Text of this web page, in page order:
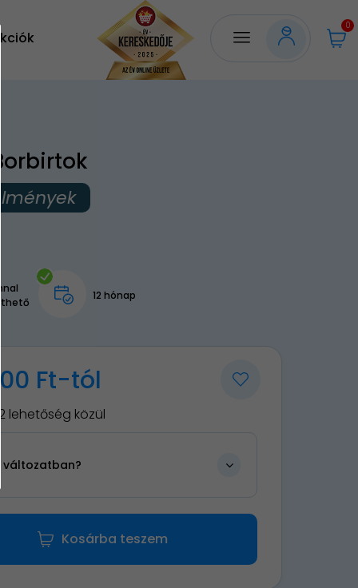
Akciók
0
12 hónap
Ft-tól
2 lehetőség közül
változatban?
Kosárba teszem